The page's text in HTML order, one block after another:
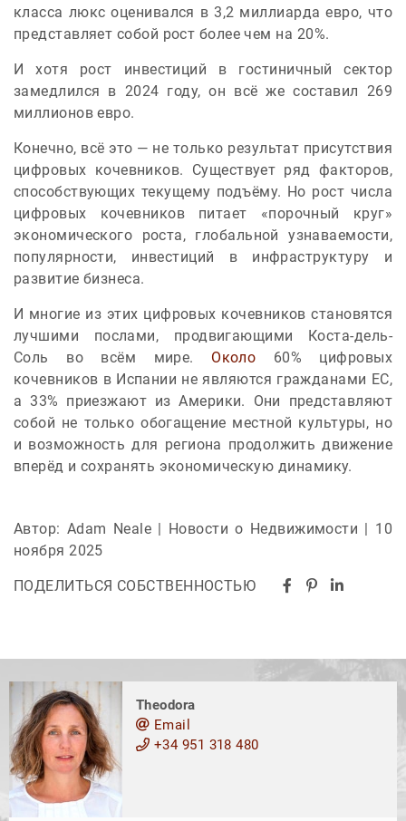
класса люкс оценивался в 3,2 миллиарда евро, что
представляет собой рост более чем на 20%.
И хотя рост инвестиций в гостиничный сектор
замедлился в 2024 году, он всё же составил 269
миллионов евро.
Конечно, всё это — не только результат присутствия
цифровых кочевников. Существует ряд факторов,
способствующих текущему подъёму. Но рост числа
цифровых кочевников питает «порочный круг»
экономического роста, глобальной узнаваемости,
популярности, инвестиций в инфраструктуру и
развитие бизнеса.
И многие из этих цифровых кочевников становятся
лучшими послами, продвигающими Коста-дель-
Соль во всём мире. Около 60% цифровых
кочевников в Испании не являются гражданами ЕС,
а 33% приезжают из Америки. Они представляют
собой не только обогащение местной культуры, но
и возможность для региона продолжить движение
вперёд и сохранять экономическую динамику.
Автор: Adam Neale | Новости о Недвижимости | 10
ноября 2025
ПОДЕЛИТЬСЯ СОБСТВЕННОСТЬЮ
Theodora
Email
+34 951 318 480